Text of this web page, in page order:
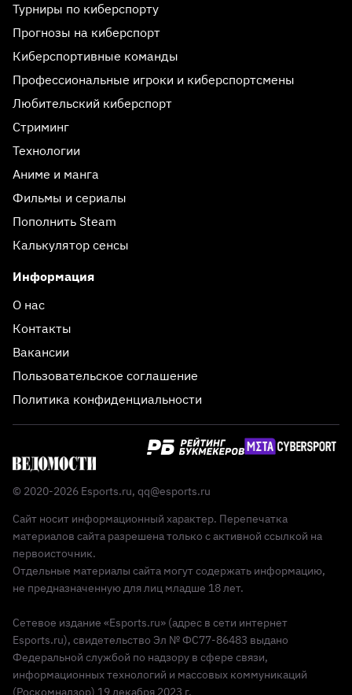
Турниры по киберспорту
Прогнозы на киберспорт
Киберспортивные команды
Профессиональные игроки и киберспортсмены
Любительский киберспорт
Стриминг
Технологии
Аниме и манга
Фильмы и сериалы
Пополнить Steam
Калькулятор сенсы
Информация
О нас
Контакты
Вакансии
Пользовательское соглашение
Политика конфиденциальности
© 2020-2026 Esports.ru, qq@esports.ru
Сайт носит информационный характер. Перепечатка
материалов сайта разрешена только с активной ссылкой на
первоисточник.
Отдельные материалы сайта могут содержать информацию,
не предназначенную для лиц младше 18 лет.
Сетевое издание «Esports.ru» (адрес в сети интернет
Esports.ru), свидетельство Эл № ФС77-86483 выдано
Федеральной службой по надзору в сфере связи,
информационных технологий и массовых коммуникаций
(Роскомнадзор) 19 декабря 2023 г.